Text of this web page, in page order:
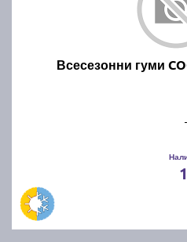
Всесезонни гуми